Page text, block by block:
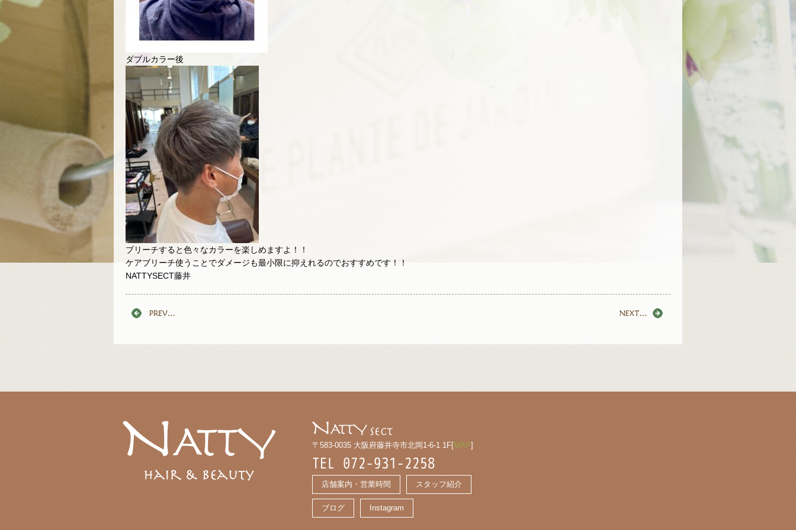
ダブルカラー後
ブリーチすると色々なカラーを楽しめますよ！！
ケアブリーチ使うことでダメージも最小限に抑えれるのでおすすめです！！
NATTYSECT藤井
〒583-0035 大阪府藤井寺市北岡1-6-1 1F[MAP]
TEL 072-931-2258
店舗案内・営業時間 スタッフ紹介
ブログ Instagram